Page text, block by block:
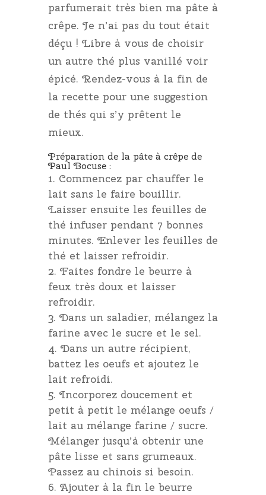
parfumerait très bien ma pâte à
crêpe. Je n’ai pas du tout était
déçu ! Libre à vous de choisir
un autre thé plus vanillé voir
épicé. Rendez-vous à la fin de
la recette pour une suggestion
de thés qui s’y prêtent le
mieux.
Préparation de la pâte à crêpe de
Paul Bocuse :
Commencez par chauffer le
lait sans le faire bouillir.
Laisser ensuite les feuilles de
thé infuser pendant 7 bonnes
minutes. Enlever les feuilles de
thé et laisser refroidir.
Faites fondre le beurre à
feux très doux et laisser
refroidir.
Dans un saladier, mélangez la
farine avec le sucre et le sel.
Dans un autre récipient,
battez les oeufs et ajoutez le
lait refroidi.
Incorporez doucement et
petit à petit le mélange oeufs /
lait au mélange farine / sucre.
Mélanger jusqu’à obtenir une
pâte lisse et sans grumeaux.
Passez au chinois si besoin.
Ajouter à la fin le beurre